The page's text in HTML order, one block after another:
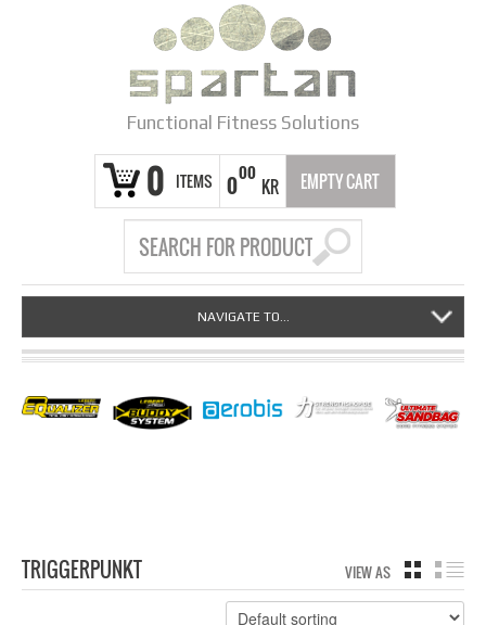
Functional Fitness Solutions
0 ITEMS 000
KR EMPTY CART
NAVIGATE TO...
TRIGGERPUNKT VIEW AS GRID